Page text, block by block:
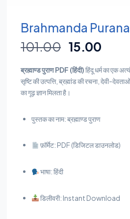
Brahmanda Purana
101.00 15.00
ब्रह्माण्ड पुराण PDF (हिंदी)हिंदू धर्म का एक
सृष्टि की उत्पत्ति, ब्रह्मांड की रचना, देवी-
का गूढ़ ज्ञान मिलता है।
पुस्तक का नाम: ब्रह्माण्ड पुराण
फ़ॉर्मेट: PDF (डिजिटल डाउनलोड)
भाषा: हिंदी
डिलीवरी: Instant Download